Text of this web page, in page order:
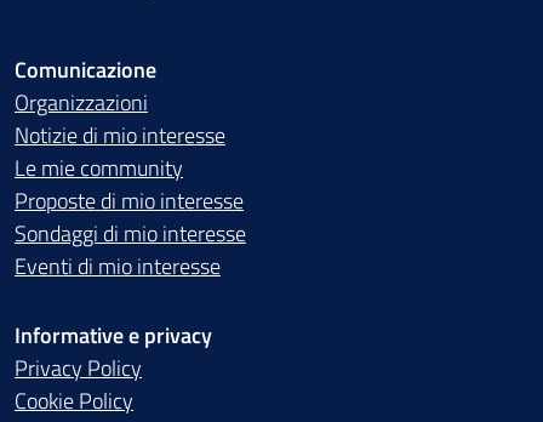
Comunicazione
Organizzazioni
Notizie di mio interesse
Le mie community
Proposte di mio interesse
Sondaggi di mio interesse
Eventi di mio interesse
Informative e privacy
Privacy Policy
Cookie Policy